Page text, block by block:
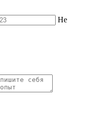
Не